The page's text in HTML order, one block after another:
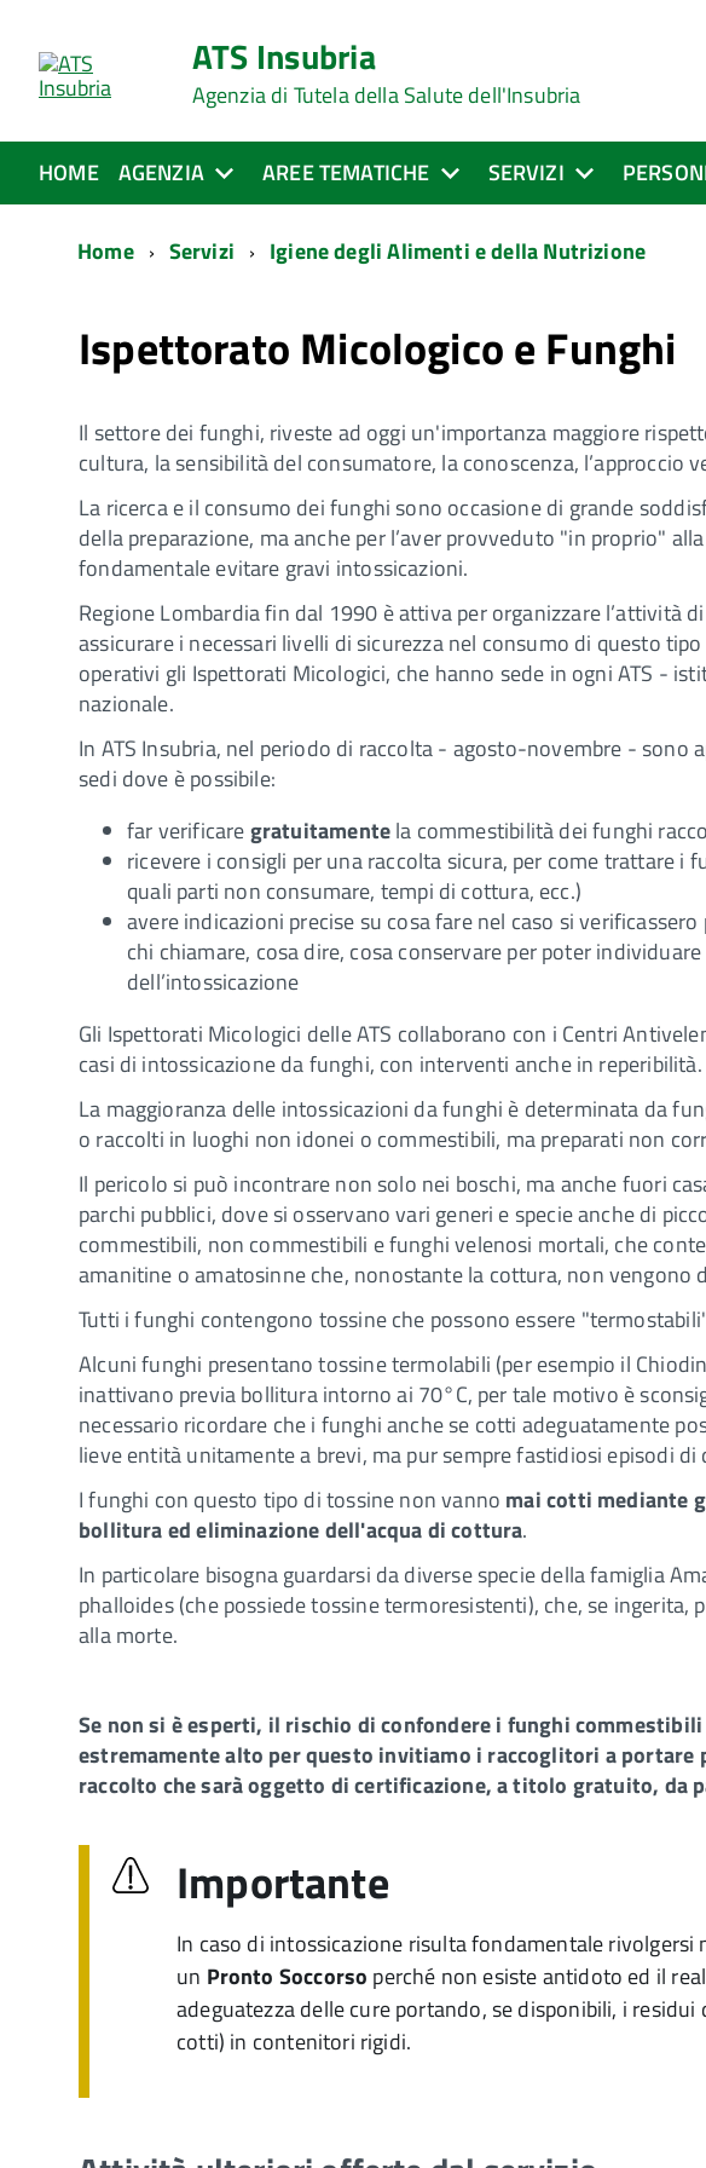
ATS Insubria
Agenzia di Tutela della Salute dell'Insubria
HOME AGENZIA AREE TEMATICHE SERVIZI
Home Servizi Igiene degli Alimenti e della Nutrizione
Ispettorato Micologico e Funghi
Il settore dei funghi, riveste ad oggi un'importanza maggiore
cultura, la sensibilità del consumatore, la conoscenza, l’approccio
La ricerca e il consumo dei funghi sono occasione di grande
della preparazione, ma anche per l’aver provveduto "in proprio"
fondamentale evitare gravi intossicazioni.
Regione Lombardia fin dal 1990 è attiva per organizzare l’attività
assicurare i necessari livelli di sicurezza nel consumo di questo
operativi gli Ispettorati Micologici, che hanno sede in ogni ATS -
nazionale.
In ATS Insubria, nel periodo di raccolta - agosto-novembre - sono
sedi dove è possibile:
far verificaregratuitamentela commestibilità dei funghi
ricevere i consigli per una raccolta sicura, per come trattare i
quali parti non consumare, tempi di cottura, ecc.)
avere indicazioni precise su cosa fare nel caso si
chi chiamare, cosa dire, cosa conservare per poter
dell’intossicazione
Gli Ispettorati Micologici delle ATS collaborano con i Centri
casi di intossicazione da funghi, con interventi anche in reperibilità.
La maggioranza delle intossicazioni da funghi è determinata da
o raccolti in luoghi non idonei o commestibili, ma preparati non
Il pericolo si può incontrare non solo nei boschi, ma anche fuori
parchi pubblici, dove si osservano vari generi e specie anche di
commestibili, non commestibili e funghi velenosi mortali, che
amanitine o amatosinne che, nonostante la cottura, non vengono
Tutti i funghi contengono tossine che possono essere
Alcuni funghi presentano tossine termolabili (per esempio il
inattivano previa bollitura intorno ai 70°C, per tale motivo è
necessario ricordare che i funghi anche se cotti adeguatamente
lieve entità unitamente a brevi, ma pur sempre fastidiosi episodi di
I funghi con questo tipo di tossine non vanno mai cotti mediante
bollitura ed eliminazione dell'acqua di cottura.
In particolare bisogna guardarsi da diverse specie della famiglia
phalloides (che possiede tossine termoresistenti), che, se
alla morte.
Se non si è esperti, il rischio di confondere i funghi
estremamente alto per questo invitiamo i raccoglitori a portare
raccolto che sarà oggetto di certificazione, a titolo gratuito, da
Importante
In caso di intossicazione risulta fondamentale rivolgersi
un Pronto Soccorso perché non esiste antidoto ed il
adeguatezza delle cure portando, se disponibili, i
cotti) in contenitori rigidi.